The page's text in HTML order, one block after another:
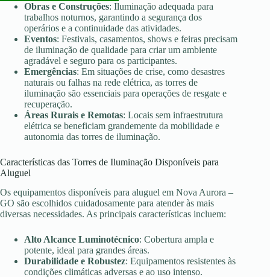
Obras e Construções: Iluminação adequada para
trabalhos noturnos, garantindo a segurança dos
operários e a continuidade das atividades.
Eventos: Festivais, casamentos, shows e feiras precisam
de iluminação de qualidade para criar um ambiente
agradável e seguro para os participantes.
Emergências: Em situações de crise, como desastres
naturais ou falhas na rede elétrica, as torres de
iluminação são essenciais para operações de resgate e
recuperação.
Áreas Rurais e Remotas: Locais sem infraestrutura
elétrica se beneficiam grandemente da mobilidade e
autonomia das torres de iluminação.
Características das Torres de Iluminação Disponíveis para
Aluguel
Os equipamentos disponíveis para aluguel em Nova Aurora –
GO são escolhidos cuidadosamente para atender às mais
diversas necessidades. As principais características incluem:
Alto Alcance Luminotécnico: Cobertura ampla e
potente, ideal para grandes áreas.
Durabilidade e Robustez: Equipamentos resistentes às
condições climáticas adversas e ao uso intenso.